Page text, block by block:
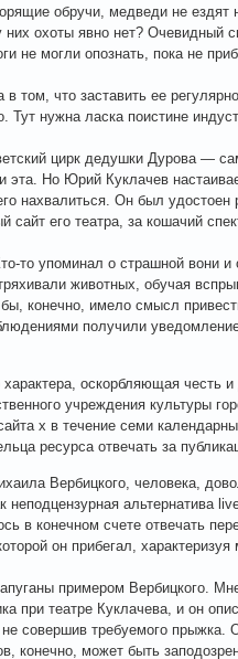
обручи, медведи не ездят
них охоты явно нет? Очевидный
не могли опознать, пока не
том, что заставить ее
нужна ласка поистине
цирк дедушки Дурова —
эта. Но Юрий Куклачев
нахвалиться. Он был удостоен
его театра, за кошачий
то упоминал о страшной вони и
животных, обучая
конечно, имело смысл
получили
оскорбляющая честь и
учреждения культуры
x в течение семи
ресурса отвечать за
Вербицкого, человека,
альтернатива
в конечном счете отвечать
он прибегал,
примером Вербицкого.
при театре Куклачева, и он
совершив требуемого прыжка.
конечно, может быть